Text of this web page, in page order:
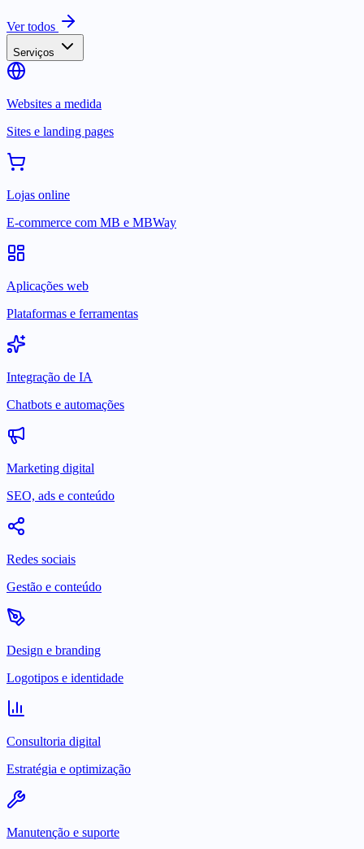
Ver todos
Serviços
Websites a medida
Sites e landing pages
Lojas online
E-commerce com MB e MBWay
Aplicações web
Plataformas e ferramentas
Integração de IA
Chatbots e automações
Marketing digital
SEO, ads e conteúdo
Redes sociais
Gestão e conteúdo
Design e branding
Logotipos e identidade
Consultoria digital
Estratégia e optimização
Manutenção e suporte